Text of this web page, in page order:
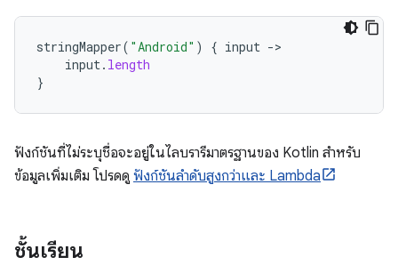
stringMapper( "Android" ) { input -
input. length
}
ฟังก์ชันที่ไม่ระบุชื่อจะอยู่ในไลบรารีมาตรฐานของ Kotlin สำหรับ
ข้อมูลเพิ่มเติม โปรดดู ฟังก์ชันลำดับสูงกว่าและ Lambda
ชั้นเรียน